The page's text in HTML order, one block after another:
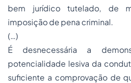
bem jurídico tutelado, de
imposição de pena criminal.
(…)
É desnecessária a
potencialidade lesiva da
suficiente a comprovação de